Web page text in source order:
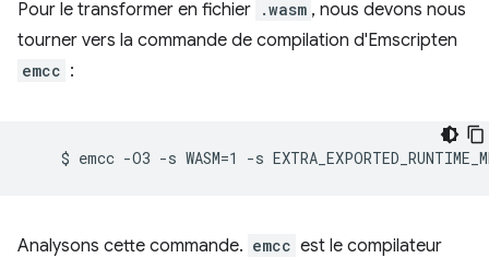
Pour le transformer en fichier .wasm , nous devons nous
tourner vers la commande de compilation d'Emscripten
emcc :
Analysons cette commande. emcc est le compilateur